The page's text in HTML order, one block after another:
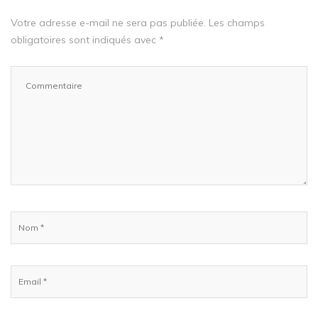
Votre adresse e-mail ne sera pas publiée. Les champs
obligatoires sont indiqués avec *